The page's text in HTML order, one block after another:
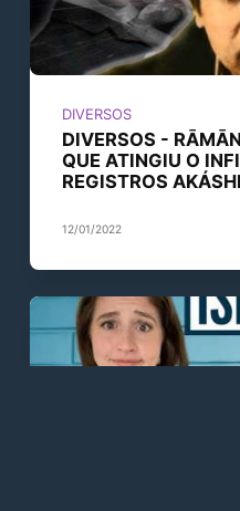
DIVERSOS
DIVERSOS -
QUE ATINGIU O
REGISTROS
12/01/2022